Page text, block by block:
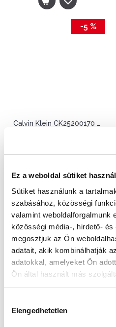
Ez a weboldal sütiket használ
Sütiket használunk a
szabásához, közösségi
valamint weboldalforgalmunk
közösségi média-, hirdető-
megosztjuk az Ön
adatait, akik kombinálhatják
adatokkal, amelyeket Ön
Ön által használt más
kiválasztása
Elengedhetetlen
-5 %
Calvin Klein CK25200170 Női Karóra - Iconic
-5 %
Calvin Klein CK25200254 Női Karóra - Sensation
55 900 Ft 53 105 Ft